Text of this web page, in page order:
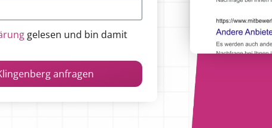
gelesen und bin damit
anfragen